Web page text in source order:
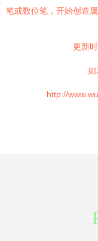
笔或数位笔，开始创造属
更新
如
http://